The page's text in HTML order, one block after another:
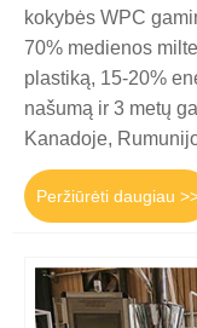
kokybės WPC
70% medienos
plastiką, 15-20%
našumą ir 3 metų
Kanadoje,
Peržiūrėti daugiau